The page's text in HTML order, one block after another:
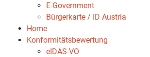
E-Government
Bürgerkarte / ID Austria
Home
Konformitätsbewertung
eIDAS-VO